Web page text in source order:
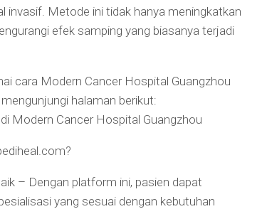
invasif. Metode ini tidak hanya meningkatkan
efek samping yang biasanya terjadi
cara Modern Cancer Hospital Guangzhou
halaman berikut:
Modern Cancer Hospital Guangzhou
– Dengan platform ini, pasien dapat
yang sesuai dengan kebutuhan